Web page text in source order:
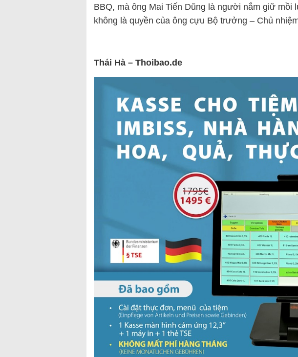
BBQ, mà ông Mai Tiến Dũng là người nắm giữ mồi
không là quyền của ông cựu Bộ trưởng – Chủ
Thái Hà – Thoibao.de